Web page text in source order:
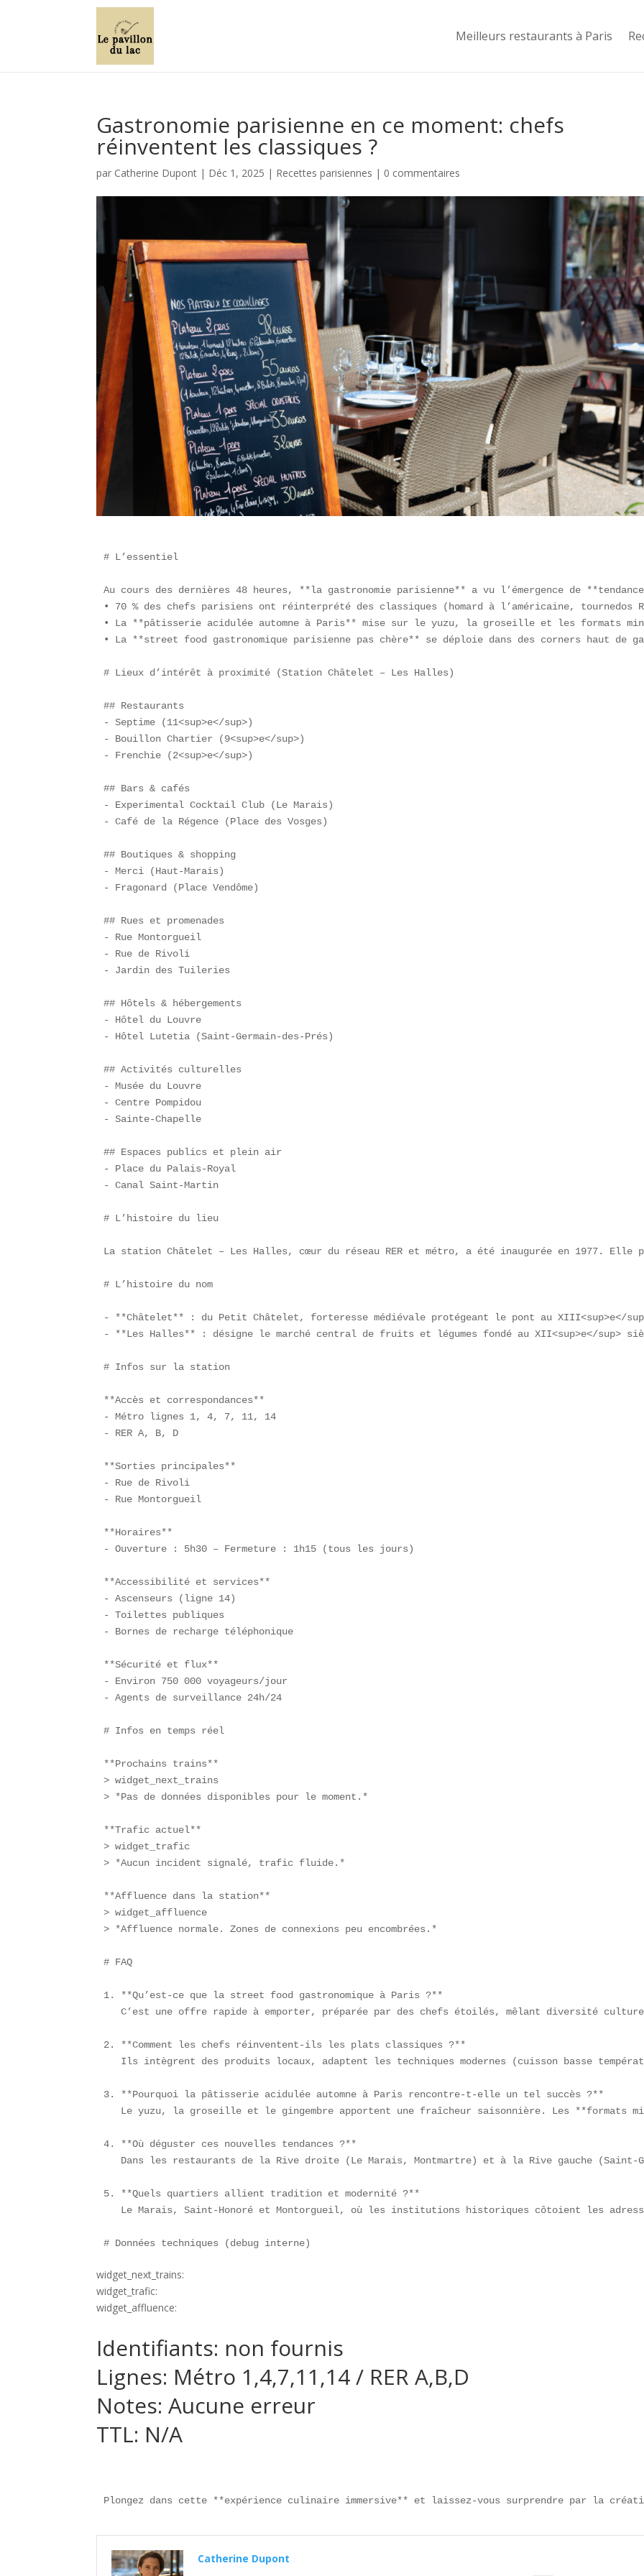
Meilleurs restaurants à Paris
Gastronomie parisienne en ce moment: chefs
réinventent les classiques ?
par Catherine Dupont | Déc 1, 2025 | Recettes parisiennes | 0 commentaires
# L’essentiel
Au cours des dernières 48 heures, **la gastronomie parisienne** a vu l’émergence de
• 70 % des chefs parisiens ont réinterprété des classiques (homard à l’américaine,
• La **pâtisserie acidulée automne à Paris** mise sur le yuzu, la groseille et les formats
• La **street food gastronomique parisienne pas chère** se déploie dans des corners haut de
# Lieux d’intérêt à proximité (Station Châtelet – Les Halles)
## Restaurants
- Septime (11<sup>e</sup>)
- Bouillon Chartier (9<sup>e</sup>)
- Frenchie (2<sup>e</sup>)
## Bars & cafés
- Experimental Cocktail Club (Le Marais)
- Café de la Régence (Place des Vosges)
## Boutiques & shopping
- Merci (Haut-Marais)
- Fragonard (Place Vendôme)
## Rues et promenades
- Rue Montorgueil
- Rue de Rivoli
- Jardin des Tuileries
## Hôtels & hébergements
- Hôtel du Louvre
- Hôtel Lutetia (Saint-Germain-des-Prés)
## Activités culturelles
- Musée du Louvre
- Centre Pompidou
- Sainte-Chapelle
## Espaces publics et plein air
- Place du Palais-Royal
- Canal Saint-Martin
# L’histoire du lieu
La station Châtelet – Les Halles, cœur du réseau RER et métro, a été inaugurée en 1977.
# L’histoire du nom
- **Châtelet** : du Petit Châtelet, forteresse médiévale protégeant le pont au XIII<sup>e</
- **Les Halles** : désigne le marché central de fruits et légumes fondé au XII<sup>e</sup>
# Infos sur la station
**Accès et correspondances**
- Métro lignes 1, 4, 7, 11, 14
- RER A, B, D
**Sorties principales**
- Rue de Rivoli
- Rue Montorgueil
**Horaires**
- Ouverture : 5h30 – Fermeture : 1h15 (tous les jours)
**Accessibilité et services**
- Ascenseurs (ligne 14)
- Toilettes publiques
- Bornes de recharge téléphonique
**Sécurité et flux**
- Environ 750 000 voyageurs/jour
- Agents de surveillance 24h/24
# Infos en temps réel
**Prochains trains**
> widget_next_trains
> *Pas de données disponibles pour le moment.*
**Trafic actuel**
> widget_trafic
> *Aucun incident signalé, trafic fluide.*
**Affluence dans la station**
> widget_affluence
> *Affluence normale. Zones de connexions peu encombrées.*
# FAQ
1. **Qu’est-ce que la street food gastronomique à Paris ?**
C’est une offre rapide à emporter, préparée par des chefs étoilés, mêlant diversité
2. **Comment les chefs réinventent-ils les plats classiques ?**
Ils intègrent des produits locaux, adaptent les techniques modernes (cuisson basse
3. **Pourquoi la pâtisserie acidulée automne à Paris rencontre-t-elle un tel succès ?**
Le yuzu, la groseille et le gingembre apportent une fraîcheur saisonnière. Les **formats
4. **Où déguster ces nouvelles tendances ?**
Dans les restaurants de la Rive droite (Le Marais, Montmartre) et à la Rive gauche
5. **Quels quartiers allient tradition et modernité ?**
Le Marais, Saint-Honoré et Montorgueil, où les institutions historiques côtoient les
widget_next_trains:
widget_trafic:
widget_affluence:
Identifiants: non fournis
Lignes: Métro 1,4,7,11,14 / RER A,B,D
Notes: Aucune erreur
TTL: N/A
Plongez dans cette **expérience culinaire immersive** et laissez-vous surprendre par la
Catherine Dupont